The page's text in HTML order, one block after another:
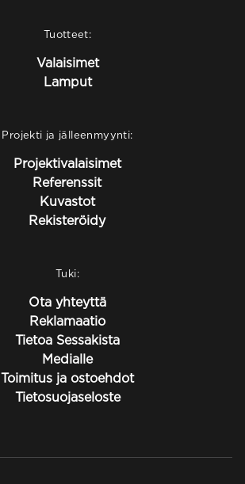
Tuotteet:
Valaisimet
Lamput
Projekti ja jälleenmyynti:
Projektivalaisimet
Referenssit
Kuvastot
Rekisteröidy
Tuki:
Ota yhteyttä
Reklamaatio
Tietoa Sessakista
Medialle
Toimitus ja ostoehdot
Tietosuojaseloste